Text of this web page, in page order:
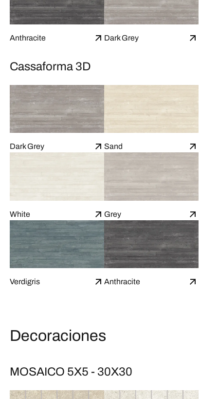
Anthracite Dark Grey
Cassaforma 3D
Dark Grey Sand
White Grey
Verdigris Anthracite
Decoraciones
MOSAICO 5X5 - 30X30